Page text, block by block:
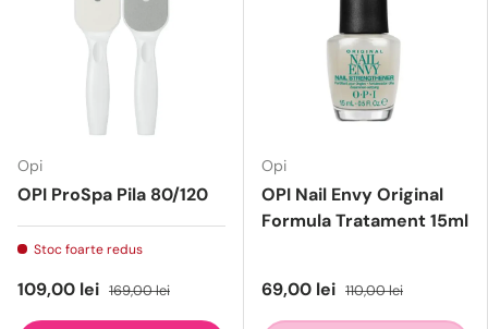
Opi
OPI ProSpa Pila 80/120
Stoc foarte redus
109,00 lei 169,00 lei
Opi
OPI Nail Envy Original
Formula Tratament 15ml
69,00 lei 110,00 lei